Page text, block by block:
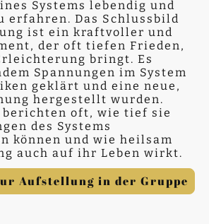
Systems lebendig und
erfahren. Das Schlussbild
ist ein kraftvoller und
der oft tiefen Frieden,
bringt. Es
Spannungen im System
geklärt und eine neue,
hergestellt wurden.
oft, wie tief sie
des Systems
können und wie heilsam
auch auf ihr Leben wirkt.
Aufstellung in der Gruppe